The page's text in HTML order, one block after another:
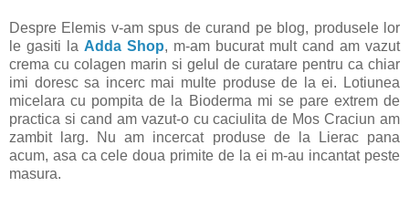
Despre Elemis v-am spus de curand pe blog, produsele lor
le gasiti la Adda Shop, m-am bucurat mult cand am vazut
crema cu colagen marin si gelul de curatare pentru ca chiar
imi doresc sa incerc mai multe produse de la ei. Lotiunea
micelara cu pompita de la Bioderma mi se pare extrem de
practica si cand am vazut-o cu caciulita de Mos Craciun am
zambit larg. Nu am incercat produse de la Lierac pana
acum, asa ca cele doua primite de la ei m-au incantat peste
masura.